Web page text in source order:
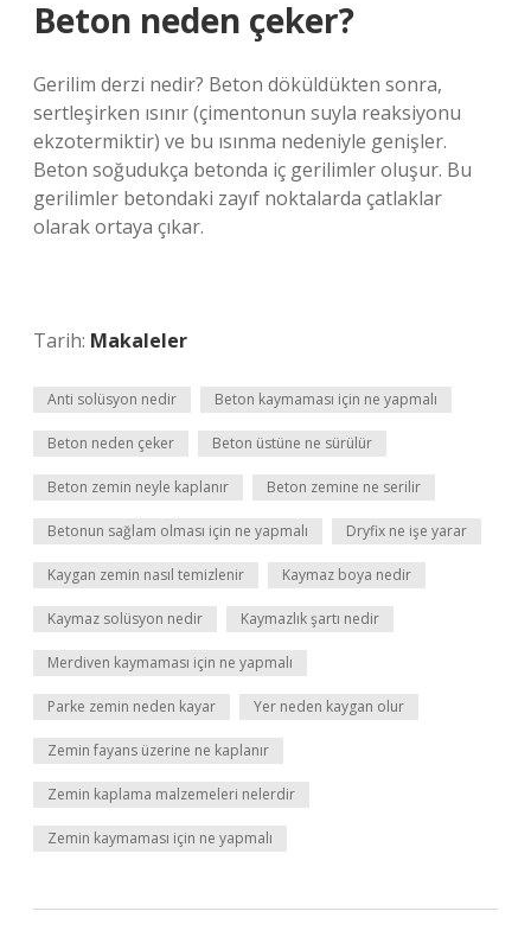
Beton neden çeker?
Gerilim derzi nedir? Beton döküldükten sonra,
sertleşirken ısınır (çimentonun suyla reaksiyonu
ekzotermiktir) ve bu ısınma nedeniyle genişler.
Beton soğudukça betonda iç gerilimler oluşur. Bu
gerilimler betondaki zayıf noktalarda çatlaklar
olarak ortaya çıkar.
Tarih: Makaleler
Anti solüsyon nedir Beton kaymaması için ne yapmalı
Beton neden çeker Beton üstüne ne sürülür
Beton zemin neyle kaplanır Beton zemine ne serilir
Betonun sağlam olması için ne yapmalı Dryfix ne işe yarar
Kaygan zemin nasıl temizlenir Kaymaz boya nedir
Kaymaz solüsyon nedir Kaymazlık şartı nedir
Merdiven kaymaması için ne yapmalı
Parke zemin neden kayar Yer neden kaygan olur
Zemin fayans üzerine ne kaplanır
Zemin kaplama malzemeleri nelerdir
Zemin kaymaması için ne yapmalı